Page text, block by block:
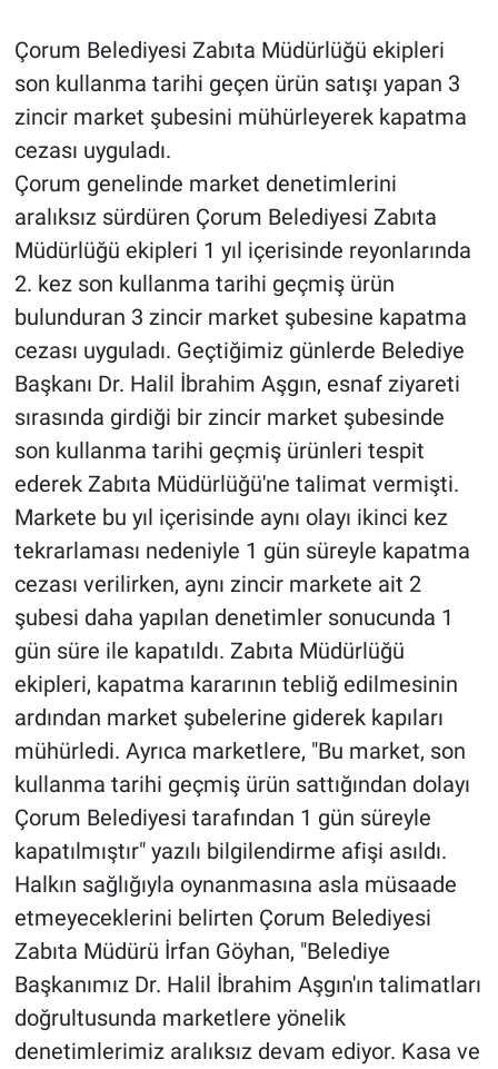
Çorum Belediyesi Zabıta Müdürlüğü ekipleri
son kullanma tarihi geçen ürün satışı yapan 3
zincir market şubesini mühürleyerek kapatma
cezası uyguladı.
Çorum genelinde market denetimlerini
aralıksız sürdüren Çorum Belediyesi Zabıta
Müdürlüğü ekipleri 1 yıl içerisinde reyonlarında
2. kez son kullanma tarihi geçmiş ürün
bulunduran 3 zincir market şubesine kapatma
cezası uyguladı. Geçtiğimiz günlerde Belediye
Başkanı Dr. Halil İbrahim Aşgın, esnaf ziyareti
sırasında girdiği bir zincir market şubesinde
son kullanma tarihi geçmiş ürünleri tespit
ederek Zabıta Müdürlüğü'ne talimat vermişti.
Markete bu yıl içerisinde aynı olayı ikinci kez
tekrarlaması nedeniyle 1 gün süreyle kapatma
cezası verilirken, aynı zincir markete ait 2
şubesi daha yapılan denetimler sonucunda 1
gün süre ile kapatıldı. Zabıta Müdürlüğü
ekipleri, kapatma kararının tebliğ edilmesinin
ardından market şubelerine giderek kapıları
mühürledi. Ayrıca marketlere, "Bu market, son
kullanma tarihi geçmiş ürün sattığından dolayı
Çorum Belediyesi tarafından 1 gün süreyle
kapatılmıştır" yazılı bilgilendirme afişi asıldı.
Halkın sağlığıyla oynanmasına asla müsaade
etmeyeceklerini belirten Çorum Belediyesi
Zabıta Müdürü İrfan Göyhan, "Belediye
Başkanımız Dr. Halil İbrahim Aşgın'ın talimatları
doğrultusunda marketlere yönelik
denetimlerimiz aralıksız devam ediyor. Kasa ve